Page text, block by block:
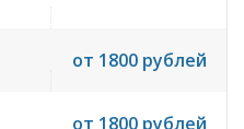
от 1800 рублей
от 1800 рублей